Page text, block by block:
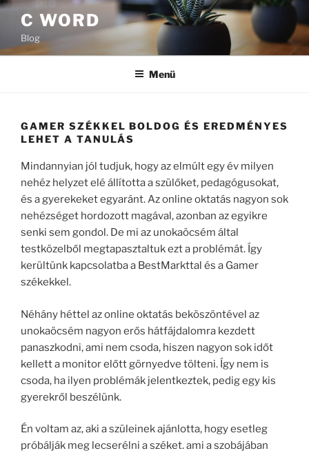
Tartalomhoz
C WORD
Blog
Menü
GAMER SZÉKKEL BOLDOG ÉS EREDMÉNYES
LEHET A TANULÁS
Mindannyian jól tudjuk, hogy az elmúlt egy év milyen
nehéz helyzet elé állította a szülőket, pedagógusokat,
és a gyerekeket egyaránt. Az online oktatás nagyon sok
nehézséget hordozott magával, azonban az egyikre
senki sem gondol. De mi az unokaöcsém által
testközelből megtapasztaltuk ezt a problémát. Így
kerültünk kapcsolatba a BestMarkttal és a Gamer
székekkel.
Néhány héttel az online oktatás beköszöntével az
unokaöcsém nagyon erős hátfájdalomra kezdett
panaszkodni, ami nem csoda, hiszen nagyon sok időt
kellett a monitor előtt görnyedve tölteni. Így nem is
csoda, ha ilyen problémák jelentkeztek, pedig egy kis
gyerekről beszélünk.
Én voltam az, aki a szüleinek ajánlotta, hogy esetleg
próbálják meg lecserélni a széket. ami a szobájában